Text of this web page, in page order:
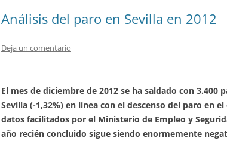
Análisis del paro en Sevilla en 2012
Deja un comentario
El mes de diciembre de 2012 se ha saldado con 3.400
Sevilla (-1,32%) en línea con el descenso del paro en
datos facilitados por el Ministerio de Empleo y
año recién concluido sigue siendo enormemente